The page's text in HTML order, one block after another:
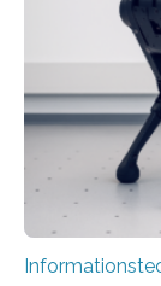
viel Energie,
sind
bremst
immer größer
verarbeiten
rücken dabei